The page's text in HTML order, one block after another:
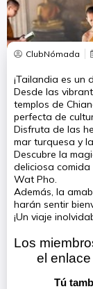
ClubNómada
¡Tailandia es un
Desde las
templos de
perfecta de
Disfruta de las
mar turquesa y
Descubre la
deliciosa
Wat Pho.
Además, la
harán sentir
¡Un viaje
Los
el
Tú